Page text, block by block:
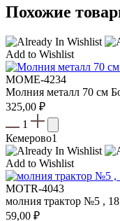
Похожие
Add to Wishlist
МOME-4234
Молния металл 70 см
325,00 ₽
1
Кемерово1
Add to Wishlist
МOTR-4043
молния трактор №5 ,
59,00 ₽